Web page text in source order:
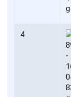
4